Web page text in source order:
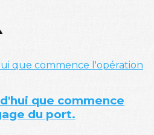
que commence
du port.